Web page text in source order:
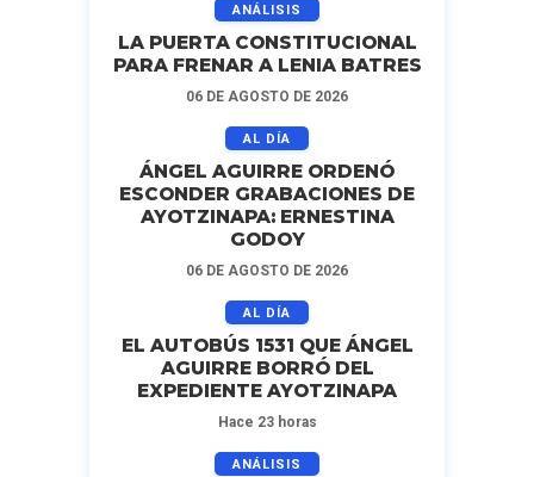
ANÁLISIS
LA PUERTA CONSTITUCIONAL
PARA FRENAR A LENIA BATRES
06 DE AGOSTO DE 2026
AL DÍA
ÁNGEL AGUIRRE ORDENÓ
ESCONDER GRABACIONES DE
AYOTZINAPA: ERNESTINA
GODOY
06 DE AGOSTO DE 2026
AL DÍA
EL AUTOBÚS 1531 QUE ÁNGEL
AGUIRRE BORRÓ DEL
EXPEDIENTE AYOTZINAPA
Hace 23 horas
ANÁLISIS